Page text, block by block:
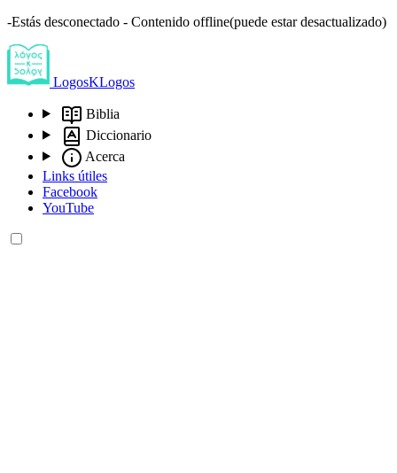
-Estás desconectado - Contenido offline(puede estar desactualizado)
LogosKLogos
Biblia
Diccionario
Acerca
Links útiles
Facebook
YouTube